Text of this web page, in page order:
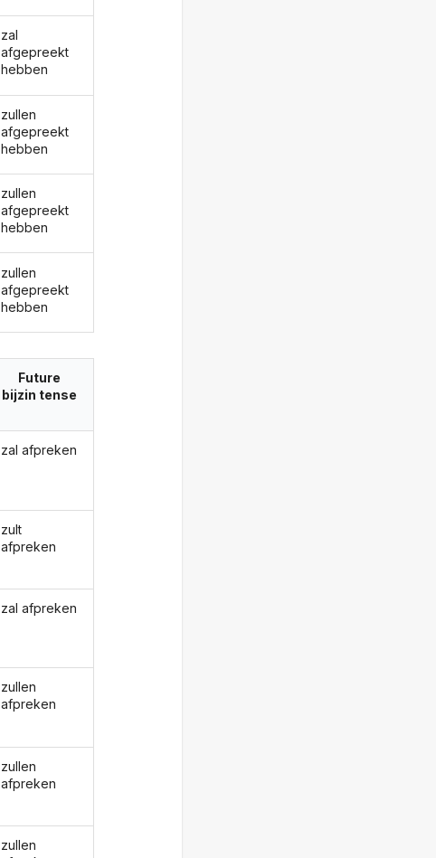
zal
afgepreekt
hebben
zullen
afgepreekt
hebben
zullen
afgepreekt
hebben
zullen
afgepreekt
hebben
Future
bijzin tense
zal afpreken
zult
afpreken
zal afpreken
zullen
afpreken
zullen
afpreken
zullen